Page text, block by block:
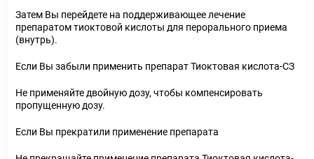
Затем Вы перейдете на поддерживающее лечение
препаратом тиоктовой кислоты для перорального приема
(внутрь).
Если Вы забыли применить препарат Тиоктовая кислота-СЗ
Не применяйте двойную дозу, чтобы компенсировать
пропущенную дозу.
Если Вы прекратили применение препарата